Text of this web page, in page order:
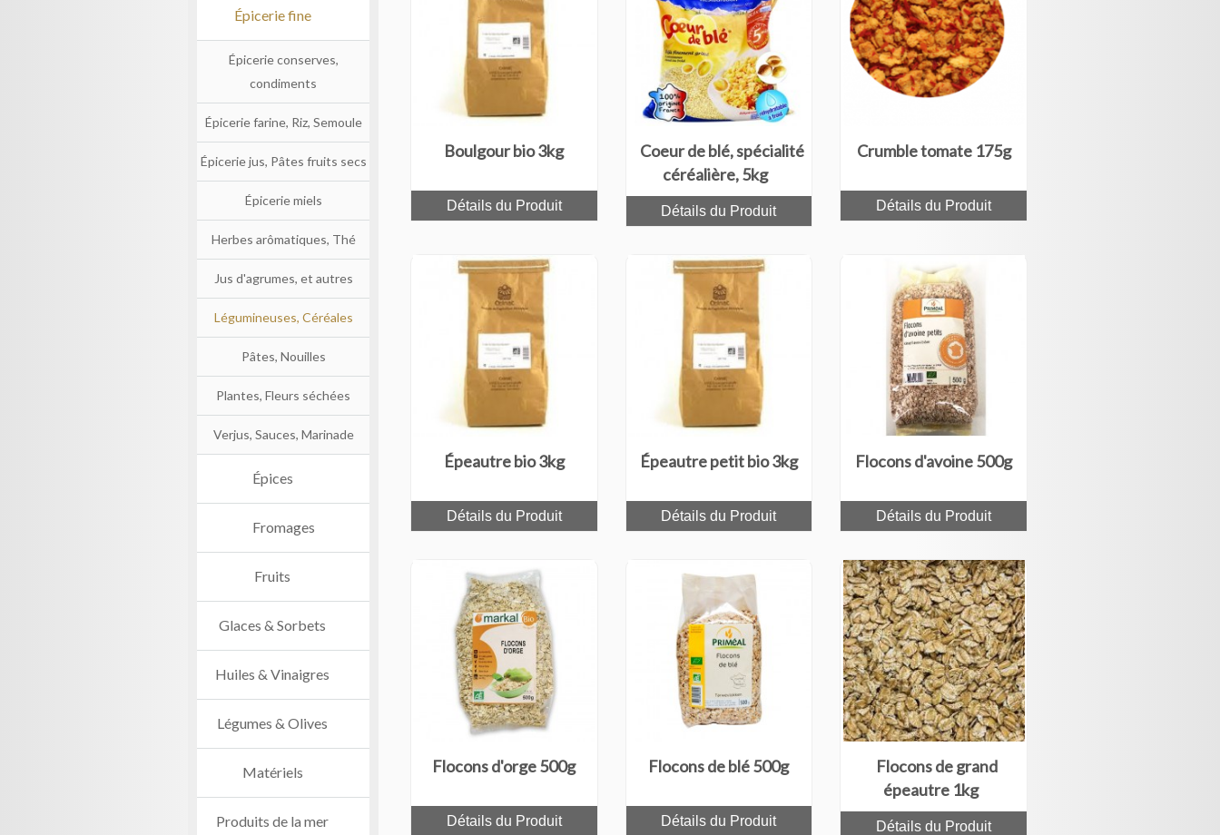
Boulgour bio 3kg
Détails du Produit
Coeur de blé, spécialité
céréalière, 5kg
Détails du Produit
Crumble tomate 175g
Détails du Produit
Épeautre bio 3kg
Détails du Produit
Épeautre petit bio 3kg
Détails du Produit
Flocons d'avoine 500g
Détails du Produit
Flocons d'orge 500g
Détails du Produit
Flocons de blé 500g
Détails du Produit
Flocons de grand
épeautre 1kg
Détails du Produit
Épicerie fine
Épicerie conserves,
condiments
Épicerie farine, Riz, Semoule
Épicerie jus, Pâtes fruits secs
Épicerie miels
Herbes arômatiques, Thé
Jus d'agrumes, et autres
Légumineuses, Céréales
Pâtes, Nouilles
Plantes, Fleurs séchées
Verjus, Sauces, Marinade
Épices
Fromages
Fruits
Glaces & Sorbets
Huiles & Vinaigres
Légumes & Olives
Matériels
Produits de la mer